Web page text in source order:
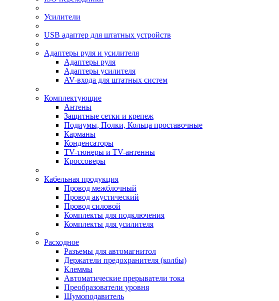
Усилители
USB адаптер для штатных устройств
Адаптеры руля и усилителя
Адаптеры руля
Адаптеры усилителя
AV-входа для штатных систем
Комплектующие
Антены
Защитные сетки и крепеж
Подиумы, Полки, Кольца проставочные
Карманы
Конденсаторы
TV-тюнеры и TV-антенны
Кроссоверы
Кабельная продукция
Провод межблочный
Провод акустический
Провод силовой
Комплекты для подключения
Комплекты для усилителя
Расходное
Разъемы для автомагнитол
Держатели предохранителя (колбы)
Клеммы
Автоматические прерыватели тока
Преобразователи уровня
Шумоподавитель